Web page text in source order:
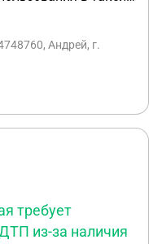
И поэтому
иск на меня
на авто, считает,
авто,
после ДТП мной, а
это уже его
Андрей, г.
требует
из-за наличия